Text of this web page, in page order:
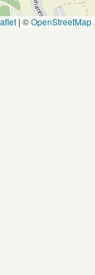
| ©OpenStreetMap